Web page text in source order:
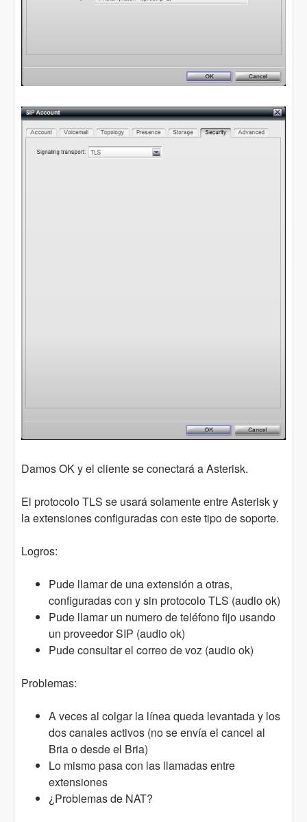
Damos OK y el cliente se conectará a Asterisk.
El protocolo TLS se usará solamente entre Asterisk y
la extensiones configuradas con este tipo de soporte.
Logros:
Pude llamar de una extensión a otras,
configuradas con y sin protocolo TLS (audio ok)
Pude llamar un numero de teléfono fijo usando
un proveedor SIP (audio ok)
Pude consultar el correo de voz (audio ok)
Problemas:
A veces al colgar la línea queda levantada y los
dos canales activos (no se envía el cancel al
Bria o desde el Bria)
Lo mismo pasa con las llamadas entre
extensiones
¿Problemas de NAT?